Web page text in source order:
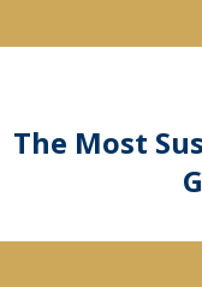
The Most